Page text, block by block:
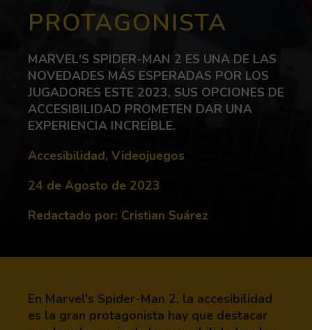
PROTAGONISTA
MARVEL'S SPIDER-MAN 2 ES UNA DE LAS
NOVEDADES MÁS ESPERADAS POR LOS
JUGADORES ESTE 2023, SUS OPCIONES DE
ACCESIBILIDAD PROMETEN DAR UNA
EXPERIENCIA INCREÍBLE.
Categorías:
Accesibilidad, Videojuegos
fecha de publicación:
24 de Agosto de 2023
Redactado por: Cristian Suárez
En Marvel's Spider-Man 2, la accesibilidad
es la gran protagonista hay que destacar